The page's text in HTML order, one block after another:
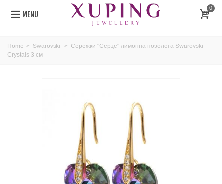
MENU
0
Home > Swarovski > Сережки "Серце" лимонна позолота Swarovski
Crystals 3 см